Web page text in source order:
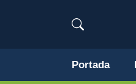
Portada